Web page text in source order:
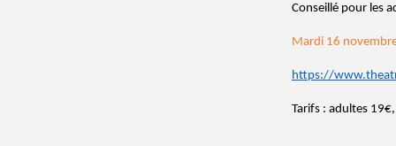
Conseillé pour les
Mardi 16
https://
Tarifs : adultes